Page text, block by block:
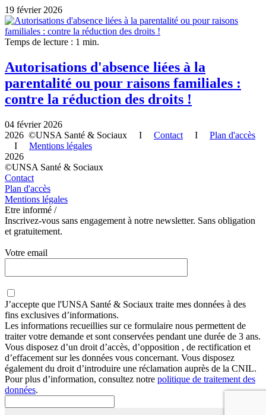
19 février 2026
Temps de lecture : 1 min.
Autorisations d'absence liées à la
parentalité ou pour raisons familiales :
contre la réduction des droits !
04 février 2026
2026 ©UNSA Santé & Sociaux I Contact I Plan d'accès
I Mentions légales
2026
©UNSA Santé & Sociaux
Contact
Plan d'accès
Mentions légales
Etre informé /
Inscrivez-vous sans engagement à notre newsletter. Sans obligation
et gratuitement.
Votre email
J’accepte que l'UNSA Santé & Sociaux traite mes données à des
fins exclusives d’informations.
Les informations recueillies sur ce formulaire nous permettent de
traiter votre demande et sont conservées pendant une durée de 3 ans.
Vous disposez d’un droit d’accès, d’opposition , de rectification et
d’effacement sur les données vous concernant. Vous disposez
également du droit d’introduire une réclamation auprès de la CNIL.
Pour plus d’information, consultez notre politique de traitement des
données.